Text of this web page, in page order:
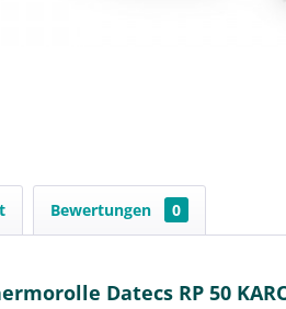
Bewertungen 0
Datecs RP 50